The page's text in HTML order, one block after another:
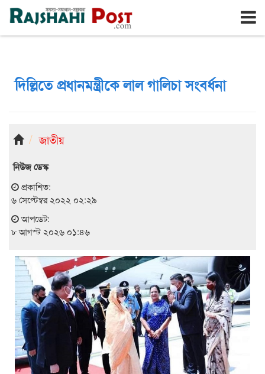
রাজশাহী শনিবার, ৮ই আগস্ট ২০২৬, ২৪শে শ্রাবণ ১৪৩৩
দিল্লিতে প্রধানমন্ত্রীকে লাল গালিচা সংবর্ধনা
জাতীয়
নিউজ ডেস্ক
প্রকাশিত:
৬ সেপ্টেম্বর ২০২২ ০২:২৯
আপডেট:
৮ আগস্ট ২০২৬ ০১:৪৬